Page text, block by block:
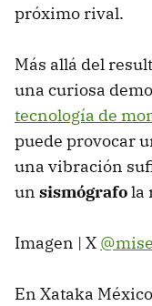
próximo rival.
Más allá del
una curiosa
tecnología de
puede provocar
una vibración
un sismógrafola
Imagen | X
En Xataka